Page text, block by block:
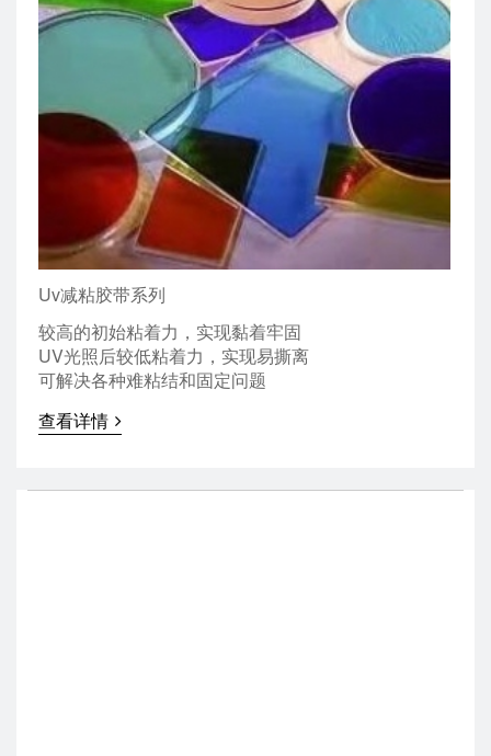
Uv减粘胶带系列
较高的初始粘着力，实现黏着牢固
UV光照后较低粘着力，实现易撕离
可解决各种难粘结和固定问题
查看详情